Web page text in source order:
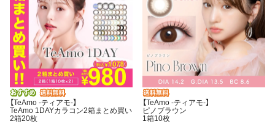
【TeAmo -ティアモ-】
TeAmo 1DAYカラコン2箱まとめ買い
2箱20枚
【TeAmo -ティアモ-】
ピノブラウン
1箱10枚